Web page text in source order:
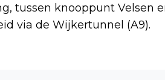
tussen knooppunt Velsen
via de Wijkertunnel (A9).